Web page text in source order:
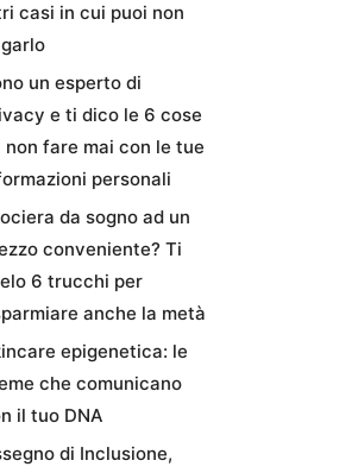
casi in cui puoi non
un esperto di
e ti dico le 6 cose
non fare mai con le tue
personali
da sogno ad un
conveniente? Ti
6 trucchi per
anche la metà
epigenetica: le
che comunicano
il tuo DNA
di Inclusione,